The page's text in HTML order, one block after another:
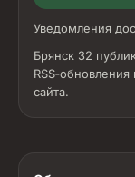
Уведомления
Брянск 32
сайта.